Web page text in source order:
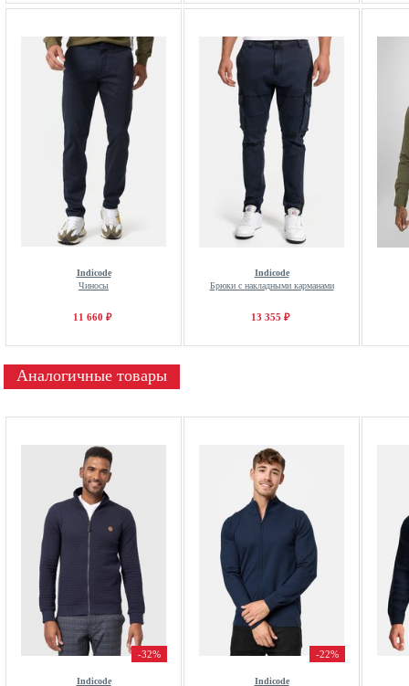
Indicode
Чиносы
11 660 ₽
Indicode
Брюки с накладными карманами
13 355 ₽
Аналогичные товары
-32%
Indicode
-22%
Indicode